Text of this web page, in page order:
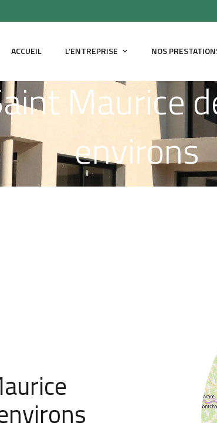
ACCUEIL L’ENTREPRISE NOS
Maurice
environs